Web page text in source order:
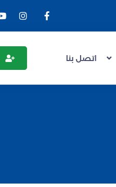
اتصل بنا